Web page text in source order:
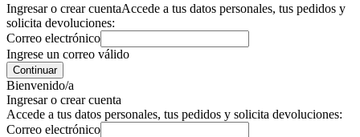
Ingresar o crear cuentaAccede a tus datos personales, tus pedidos y
solicita devoluciones:
Correo electrónico
Ingrese un correo válido
Continuar
Bienvenido/a
Ingresar o crear cuenta
Accede a tus datos personales, tus pedidos y solicita devoluciones:
Correo electrónico